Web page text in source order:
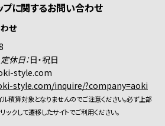
プに関するお問い合わせ
せ
定休日：日・祝日
style.com
style.com/inquire/?company=aoki
積算対象となりませんのでご注意ください。必ず上部
ックして遷移したサイトでご利用ください。